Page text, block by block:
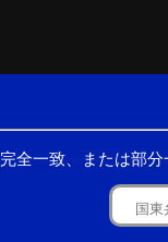
完全一致、または部分